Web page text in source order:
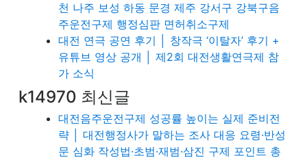
천 나주 보성 하동 문경 제주 강서구 강북구음
주운전구제 행정심판 면허취소구제
대전 연극 공연 후기 │ 창작극 ‘이탈자’ 후기 +
유튜브 영상 공개 │ 제2회 대전생활연극제 참
가 소식
k14970 최신글
대전음주운전구제 성공률 높이는 실제 준비전
략 │ 대전행정사가 말하는 조사 대응 요령·반성
문 심화 작성법·초범·재범·삼진 구제 포인트 총